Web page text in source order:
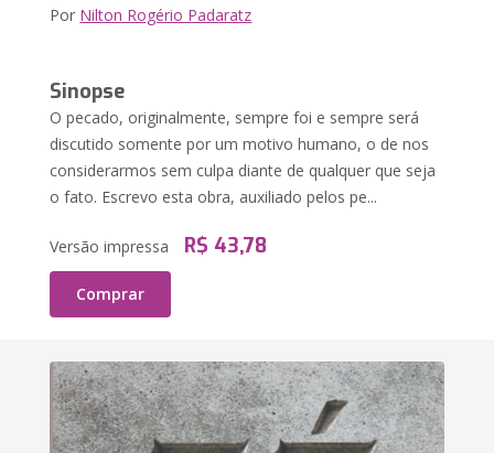
Por Nilton Rogério Padaratz
Sinopse
O pecado, originalmente, sempre foi e sempre será
discutido somente por um motivo humano, o de nos
considerarmos sem culpa diante de qualquer que seja
o fato. Escrevo esta obra, auxiliado pelos pe...
Versão impressa R$ 43,78
Comprar